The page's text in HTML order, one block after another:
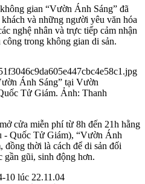
gian “Vườn Ánh Sáng” đã
và những người yêu văn hóa
nghệ nhân và trực tiếp cảm nhận
trong không gian di sản.
Ánh Sáng” tại Vườn
Tử Giám. Ảnh: Thanh
cửa miễn phí từ 8h đến 21h hằng
- Quốc Tử Giám), “Vườn Ánh
đồng thời là cách để di sản đối
gần gũi, sinh động hơn.